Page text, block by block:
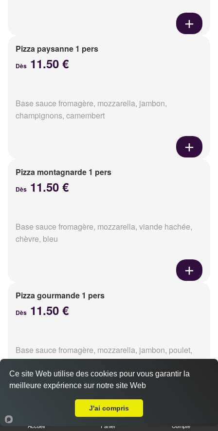
Pizza paysanne 1 pers
Dès 11.50 €
Base sauce fromagère, mozzarella, jambon,
champignons, camembert
Pizza montagnarde 1 pers
Dès 11.50 €
Base sauce fromagère, mozzarella, viande hachée,
chèvre, bleu
Pizza gourmande 1 pers
Dès 11.50 €
Base sauce fromagère, mozzarella, jambon, poulet,
pommes de terre, oignons
Pizza tikka 1 pers
Accueil Panier Compte
Ce site Web utilise des cookies pour vous garantir la
meilleure expérience sur notre site Web
J'ai compris